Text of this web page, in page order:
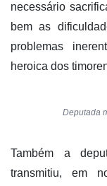
necessário
bem as
problemas
heroica dos
Deputada
Também a
transmitiu, em